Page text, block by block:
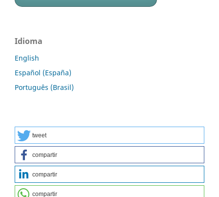
Idioma
English
Español (España)
Português (Brasil)
tweet
compartir
compartir
compartir